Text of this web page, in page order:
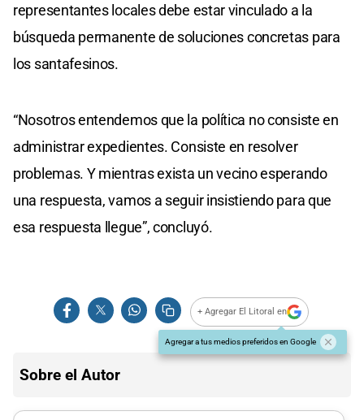
representantes locales debe estar vinculado a la
búsqueda permanente de soluciones concretas para
los santafesinos.
“Nosotros entendemos que la política no consiste en
administrar expedientes. Consiste en resolver
problemas. Y mientras exista un vecino esperando
una respuesta, vamos a seguir insistiendo para que
esa respuesta llegue”, concluyó.
+ Agregar El Litoral en
Agregar a tus medios preferidos en Google
Sobre el Autor